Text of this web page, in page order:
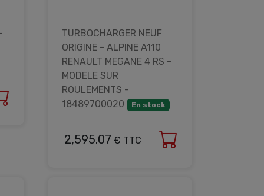
TURBOCHARGER NEUF
ORIGINE - ALPINE A110
RENAULT MEGANE 4 RS -
MODELE SUR
ROULEMENTS -
18489700020
En stock
2,595.07 € TTC